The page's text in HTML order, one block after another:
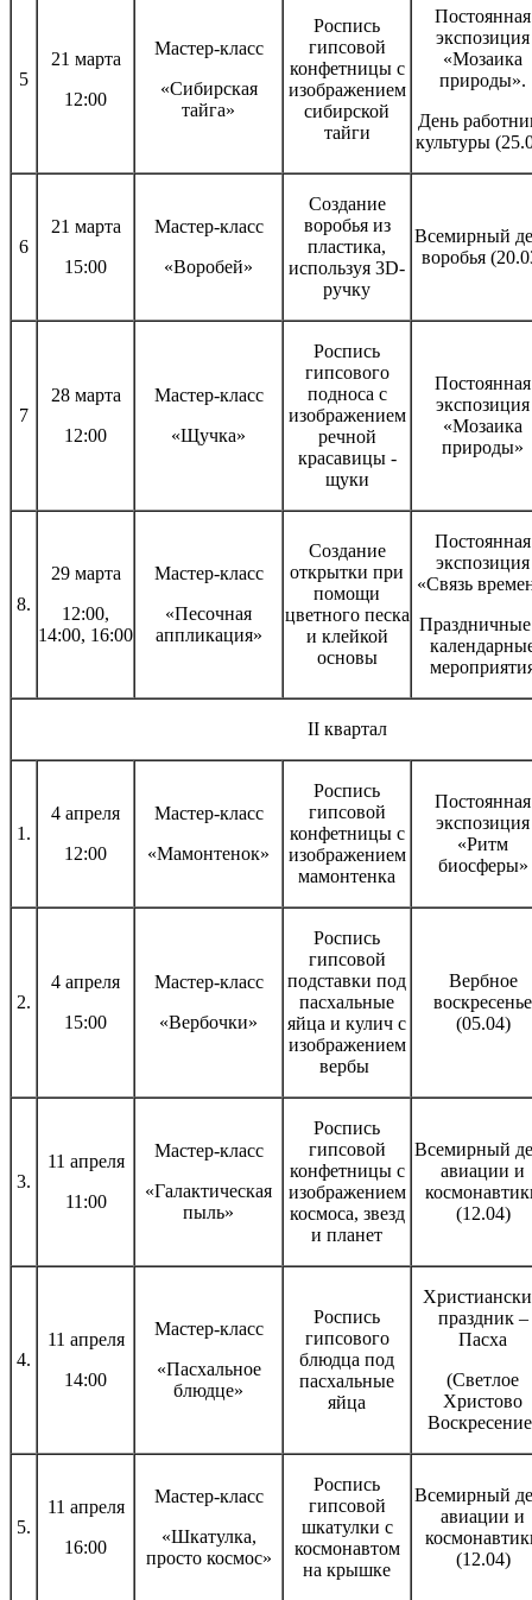
5
21 марта
12:00
Мастер-класс
«Сибирская
тайга»
Роспись
гипсовой
конфетницы с
изображением
сибирской
тайги
Постоянная
экспозиция
«Мозаика
природы».
День
культуры
6
21 марта
15:00
Мастер-класс
«Воробей»
Создание
воробья из
пластика,
используя 3D-
ручку
Всемирный
воробья
7
28 марта
12:00
Мастер-класс
«Щучка»
Роспись
гипсового
подноса с
изображением
речной
красавицы -
щуки
Постоянная
экспозиция
«Мозаика
природы»
8.
29 марта
12:00,
14:00, 16:00
Мастер-класс
«Песочная
аппликация»
Создание
открытки при
помощи
цветного песка
и клейкой
основы
Постоянная
экспозиция
«Связь
II квартал
1.
4 апреля
12:00
Мастер-класс
«Мамонтенок»
Роспись
гипсовой
конфетницы с
изображением
мамонтенка
Постоянная
экспозиция
«Ритм
биосферы»
2.
4 апреля
15:00
Мастер-класс
«Вербочки»
Роспись
гипсовой
подставки под
пасхальные
яйца и кулич с
изображением
вербы
Вербное
воскресенье
(05.04)
3.
11 апреля
11:00
Мастер-класс
«Галактическая
пыль»
Роспись
гипсовой
конфетницы с
изображением
космоса, звезд
и планет
Всемирный
авиации и
(12.04)
4.
11 апреля
14:00
Мастер-класс
«Пасхальное
блюдце»
Роспись
гипсового
блюдца под
пасхальные
яйца
праздник –
Пасха
(Светлое
Христово
5.
11 апреля
16:00
Мастер-класс
«Шкатулка,
просто космос»
Роспись
гипсовой
шкатулки с
космонавтом
на крышке
Всемирный
авиации и
(12.04)